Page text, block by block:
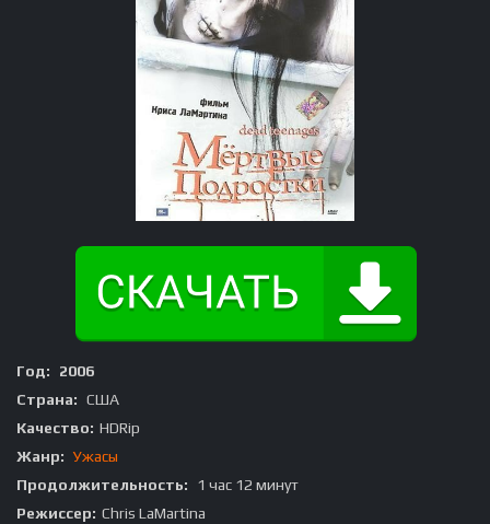
Год:
2006
Страна: США
Качество: HDRip
Жанр: Ужасы
Продолжительность:
1 час 12 минут
Режиссер: Chris LaMartina